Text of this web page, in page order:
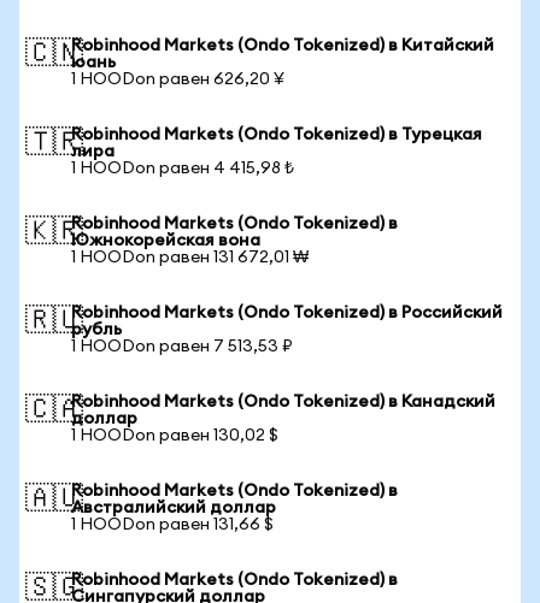
🇨🇳Robinhood Markets (Ondo Tokenized) в Китайский
юань
1 HOODon равен 626,20 ¥
🇹🇷Robinhood Markets (Ondo Tokenized) в Турецкая
лира
1 HOODon равен 4 415,98 ₺
🇰🇷Robinhood Markets (Ondo Tokenized) в
Южнокорейская вона
1 HOODon равен 131 672,01 ₩
🇷🇺Robinhood Markets (Ondo Tokenized) в Российский
рубль
1 HOODon равен 7 513,53 ₽
🇨🇦Robinhood Markets (Ondo Tokenized) в Канадский
доллар
1 HOODon равен 130,02 $
🇦🇺Robinhood Markets (Ondo Tokenized) в
Австралийский доллар
1 HOODon равен 131,66 $
🇸🇬Robinhood Markets (Ondo Tokenized) в
Сингапурский доллар